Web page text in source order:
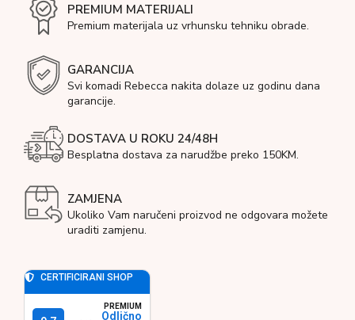
PREMIUM MATERIJALI
Premium materijala uz vrhunsku tehniku obrade.
GARANCIJA
Svi komadi Rebecca nakita dolaze uz godinu dana
garancije.
DOSTAVA U ROKU 24/48H
Besplatna dostava za narudžbe preko 150KM.
ZAMJENA
Ukoliko Vam naručeni proizvod ne odgovara možete
uraditi zamjenu.